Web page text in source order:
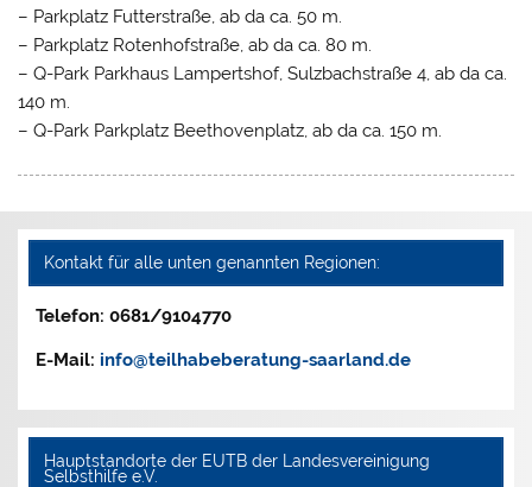
– Parkplatz Futterstraße, ab da ca. 50 m.
– Parkplatz Rotenhofstraße, ab da ca. 80 m.
– Q-Park Parkhaus Lampertshof, Sulzbachstraße 4, ab da ca.
140 m.
– Q-Park Parkplatz Beethovenplatz, ab da ca. 150 m.
Kontakt für alle unten genannten Regionen:
Telefon: 0681/9104770
E-Mail: info@teilhabeberatung-saarland.de
Hauptstandorte der EUTB der Landesvereinigung
Selbsthilfe e.V.